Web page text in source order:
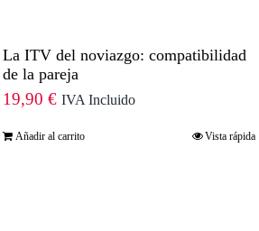
La ITV del noviazgo: compatibilidad
de la pareja
19,90€ IVA Incluido
Añadir al carrito Vista rápida